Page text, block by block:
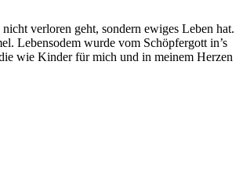
verloren geht, sondern ewiges Leben hat.
Lebensodem wurde vom Schöpfergott in’s
wie Kinder für mich und in meinem Herzen